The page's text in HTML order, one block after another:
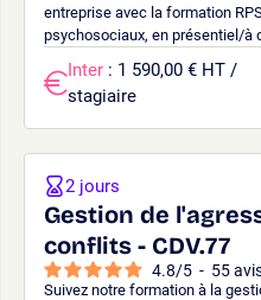
entreprise avec la formation
psychosociaux, en présentiel/à
Inter : 1 590,00 € HT /
stagiaire
Gestion de
conflits - CDV.77
4.8/5 - 55
Suivez notre formation à la
2 jours